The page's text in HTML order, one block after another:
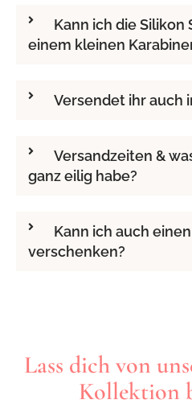
Kann ich die
einem kleinen
Versendet ihr auch
Versandzeiten &
ganz eilig habe?
Kann ich auch
verschenken?
​​Lass dich von
Kollektion